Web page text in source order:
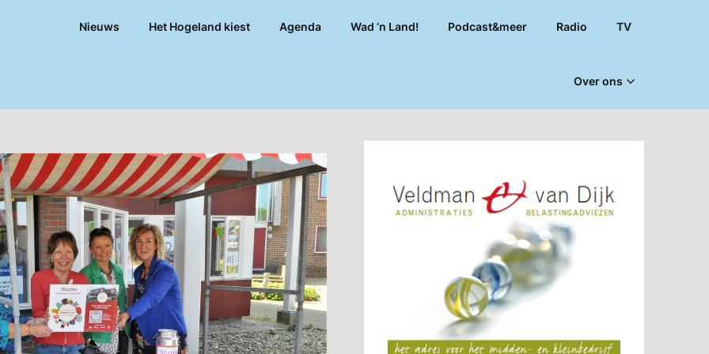
Nieuws Het Hogeland kiest Agenda Wad ’n Land! Podcast&meer Radio TV
Over ons